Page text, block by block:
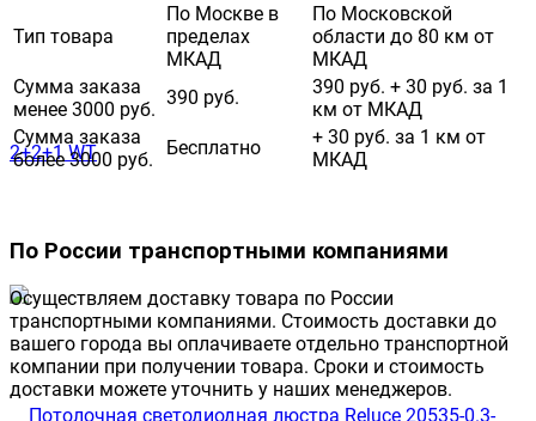
Тип товара
По Москве в
пределах
МКАД
По Московской
области до 80 км от
МКАД
Сумма заказа
менее 3000 руб.
390 руб.
390 руб. + 30 руб. за 1
км от МКАД
Сумма заказа
более 3000 руб.
Бесплатно
+ 30 руб. за 1 км от
МКАД
По России транспортными компаниями
Осуществляем доставку товара по России
транспортными компаниями. Стоимость доставки до
вашего города вы оплачиваете отдельно транспортной
компании при получении товара. Сроки и стоимость
доставки можете уточнить у наших менеджеров.